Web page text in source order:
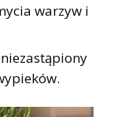
warzyw i